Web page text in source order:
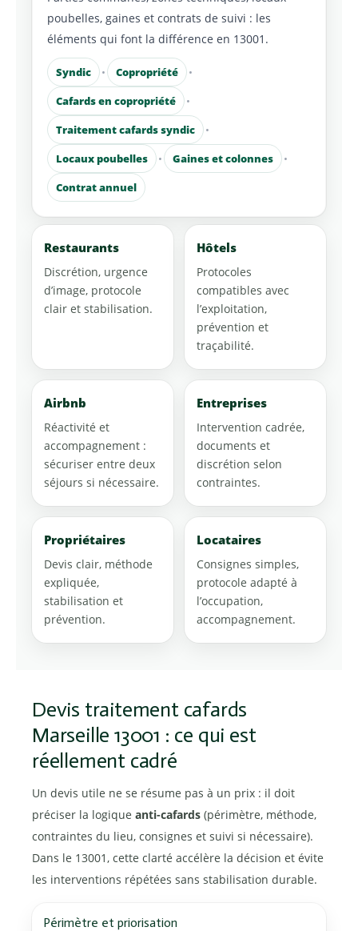
poubelles, gaines et contrats de suivi : les
éléments qui font la différence en 13001.
Syndic • Copropriété
•
Cafards en copropriété
•
Traitement cafards syndic
•
Locaux poubelles
• Gaines et colonnes
•
Contrat annuel
Restaurants
Discrétion, urgence
d’image, protocole
clair et stabilisation.
Hôtels
Protocoles
compatibles avec
l’exploitation,
prévention et
traçabilité.
Airbnb
Réactivité et
accompagnement :
sécuriser entre deux
séjours si nécessaire.
Entreprises
Intervention cadrée,
documents et
discrétion selon
contraintes.
Propriétaires
Devis clair, méthode
expliquée,
stabilisation et
prévention.
Locataires
Consignes simples,
protocole adapté à
l’occupation,
accompagnement.
Devis traitement cafards
Marseille 13001 : ce qui est
réellement cadré
Un devis utile ne se résume pas à un prix : il doit
préciser la logique anti-cafards (périmètre, méthode,
contraintes du lieu, consignes et suivi si nécessaire).
Dans le 13001, cette clarté accélère la décision et évite
les interventions répétées sans stabilisation durable.
Périmètre et priorisation